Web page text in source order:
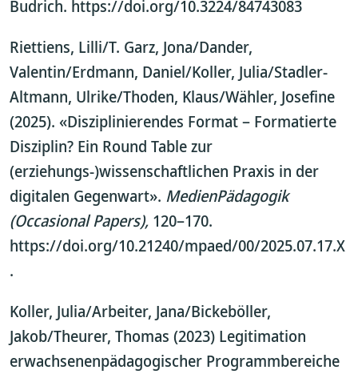
Budrich. https://doi.org/10.3224/84743083
Riettiens, Lilli/T. Garz, Jona/Dander,
Valentin/Erdmann, Daniel/Koller, Julia/Stadler-
Altmann, Ulrike/Thoden, Klaus/Wähler, Josefine
(2025). «Disziplinierendes Format – Formatierte
Disziplin? Ein Round Table zur
(erziehungs-)wissenschaftlichen Praxis in der
digitalen Gegenwart». MedienPädagogik
(Occasional Papers), 120–170.
https://doi.org/10.21240/mpaed/00/2025.07.17.X
.
Koller, Julia/Arbeiter, Jana/Bickeböller,
Jakob/Theurer, Thomas (2023) Legitimation
erwachsenenpädagogischer Programmbereiche